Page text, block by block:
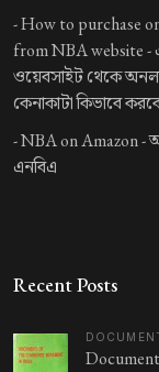
-How to purchase
from NBA website -
ওয়েবসাইট থেকে
কেনাকাটা কিভাবে
-NBA on Amazon -
এনবিএ
Recent Posts